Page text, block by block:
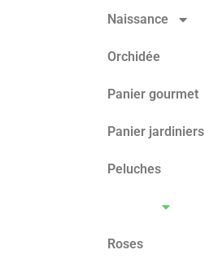
Naissance
Orchidée
Panier gourmet
Panier jardiniers
Peluches
Roses